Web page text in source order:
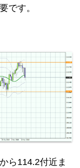
です。
ら114.2付近ま